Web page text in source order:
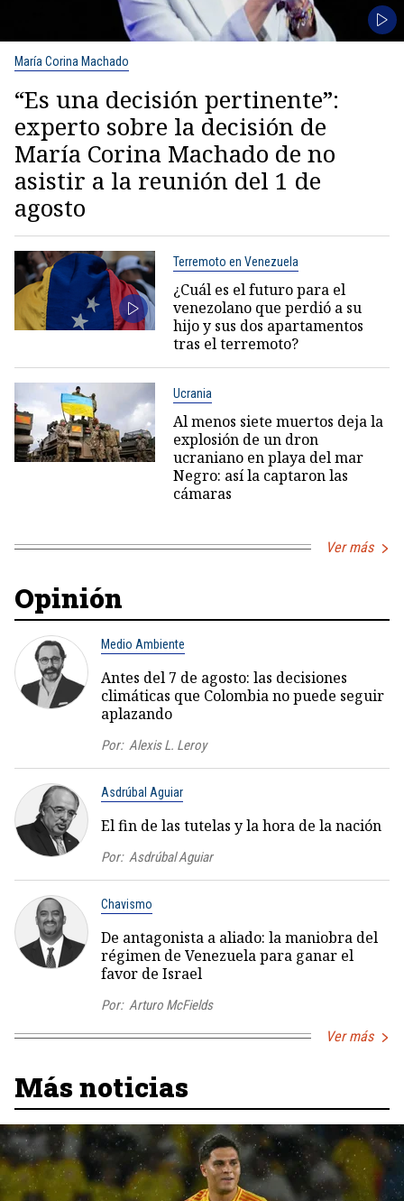
María Corina Machado
“Es una decisión pertinente”:
experto sobre la decisión de
María Corina Machado de no
asistir a la reunión del 1 de
agosto
Terremoto en Venezuela
¿Cuál es el futuro para el
venezolano que perdió a su
hijo y sus dos apartamentos
tras el terremoto?
Ucrania
Al menos siete muertos deja la
explosión de un dron
ucraniano en playa del mar
Negro: así la captaron las
cámaras
Ver más
Opinión
Medio Ambiente
Antes del 7 de agosto: las decisiones
climáticas que Colombia no puede seguir
aplazando
Por: Alexis L. Leroy
Asdrúbal Aguiar
El fin de las tutelas y la hora de la nación
Por: Asdrúbal Aguiar
Chavismo
De antagonista a aliado: la maniobra del
régimen de Venezuela para ganar el
favor de Israel
Por: Arturo McFields
Ver más
Más noticias